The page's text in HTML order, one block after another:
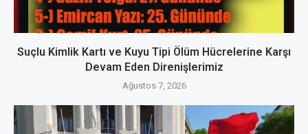
Suçlu Kimlik Kartı ve Kuyu Tipi Ölüm Hücrelerine Karşı
Devam Eden Direnişlerimiz
Ağustos 7, 2026